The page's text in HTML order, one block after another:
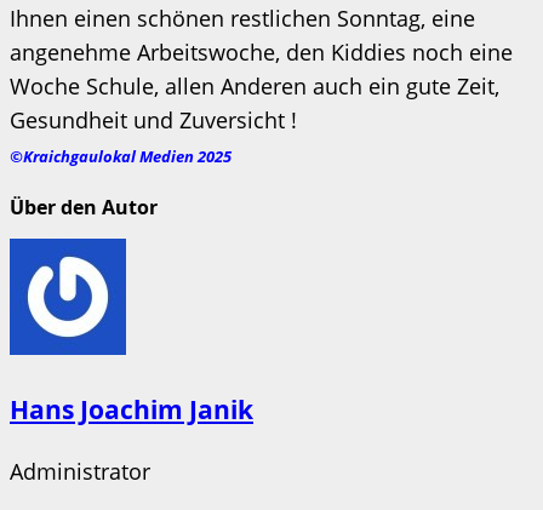
Ihnen einen schönen restlichen Sonntag, eine
angenehme Arbeitswoche, den Kiddies noch eine
Woche Schule, allen Anderen auch ein gute Zeit,
Gesundheit und Zuversicht !
©Kraichgaulokal Medien 2025
Über den Autor
Hans Joachim Janik
Administrator